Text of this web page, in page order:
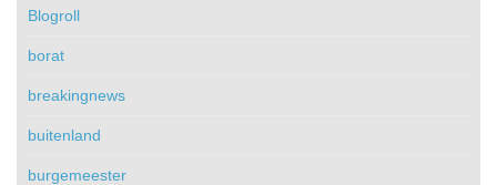
Blogroll
borat
breakingnews
buitenland
burgemeester